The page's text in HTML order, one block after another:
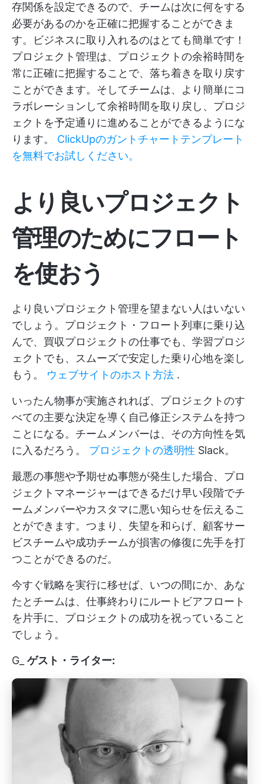
存関係を設定できるので、チームは次に何をする
必要があるのかを正確に把握することができま
す。ビジネスに取り入れるのはとても簡単です！
プロジェクト管理は、プロジェクトの余裕時間を
常に正確に把握することで、落ち着きを取り戻す
ことができます。そしてチームは、より簡単にコ
ラボレーションして余裕時間を取り戻し、プロジ
ェクトを予定通りに進めることができるようにな
ります。 ClickUpのガントチャートテンプレート
を無料でお試しください。
より良いプロジェクト
管理のためにフロート
を使おう
より良いプロジェクト管理を望まない人はいない
でしょう。プロジェクト・フロート列車に乗り込
んで、買収プロジェクトの仕事でも、学習プロジ
ェクトでも、スムーズで安定した乗り心地を楽し
もう。 ウェブサイトのホスト方法 .
いったん物事が実施されれば、プロジェクトのす
べての主要な決定を導く自己修正システムを持つ
ことになる。チームメンバーは、その方向性を気
に入るだろう。 プロジェクトの透明性 Slack。
最悪の事態や予期せぬ事態が発生した場合、プロ
ジェクトマネージャーはできるだけ早い段階でチ
ームメンバーやカスタマに悪い知らせを伝えるこ
とができます。つまり、失望を和らげ、顧客サー
ビスチームや成功チームが損害の修復に先手を打
つことができるのだ。
今すぐ戦略を実行に移せば、いつの間にか、あな
たとチームは、仕事終わりにルートビアフロート
を片手に、プロジェクトの成功を祝っていること
でしょう。
G_ ゲスト・ライター: